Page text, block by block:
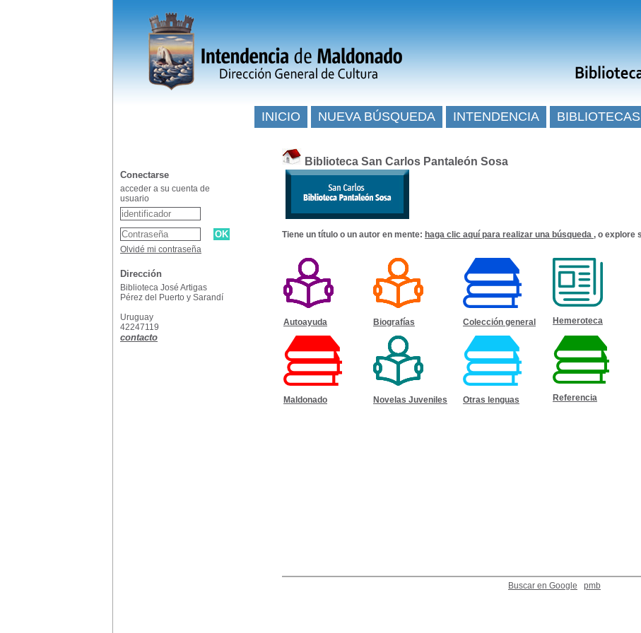
Biblioteca San Carlos Pantaleón Sosa
Tiene un título o un autor en mente: haga clic aquí para realizar una búsqueda , o explore
Autoayuda Biografías Colección general Hemeroteca
Maldonado Novelas Juveniles Otras lenguas Referencia
Buscar en Google pmb
INICIO NUEVA BÚSQUEDA INTENDENCIA BIBLIOTECAS
Conectarse
acceder a su cuenta de
usuario
Olvidé mi contraseña
Dirección
Biblioteca José Artigas
Pérez del Puerto y Sarandí
Uruguay
42247119
contacto